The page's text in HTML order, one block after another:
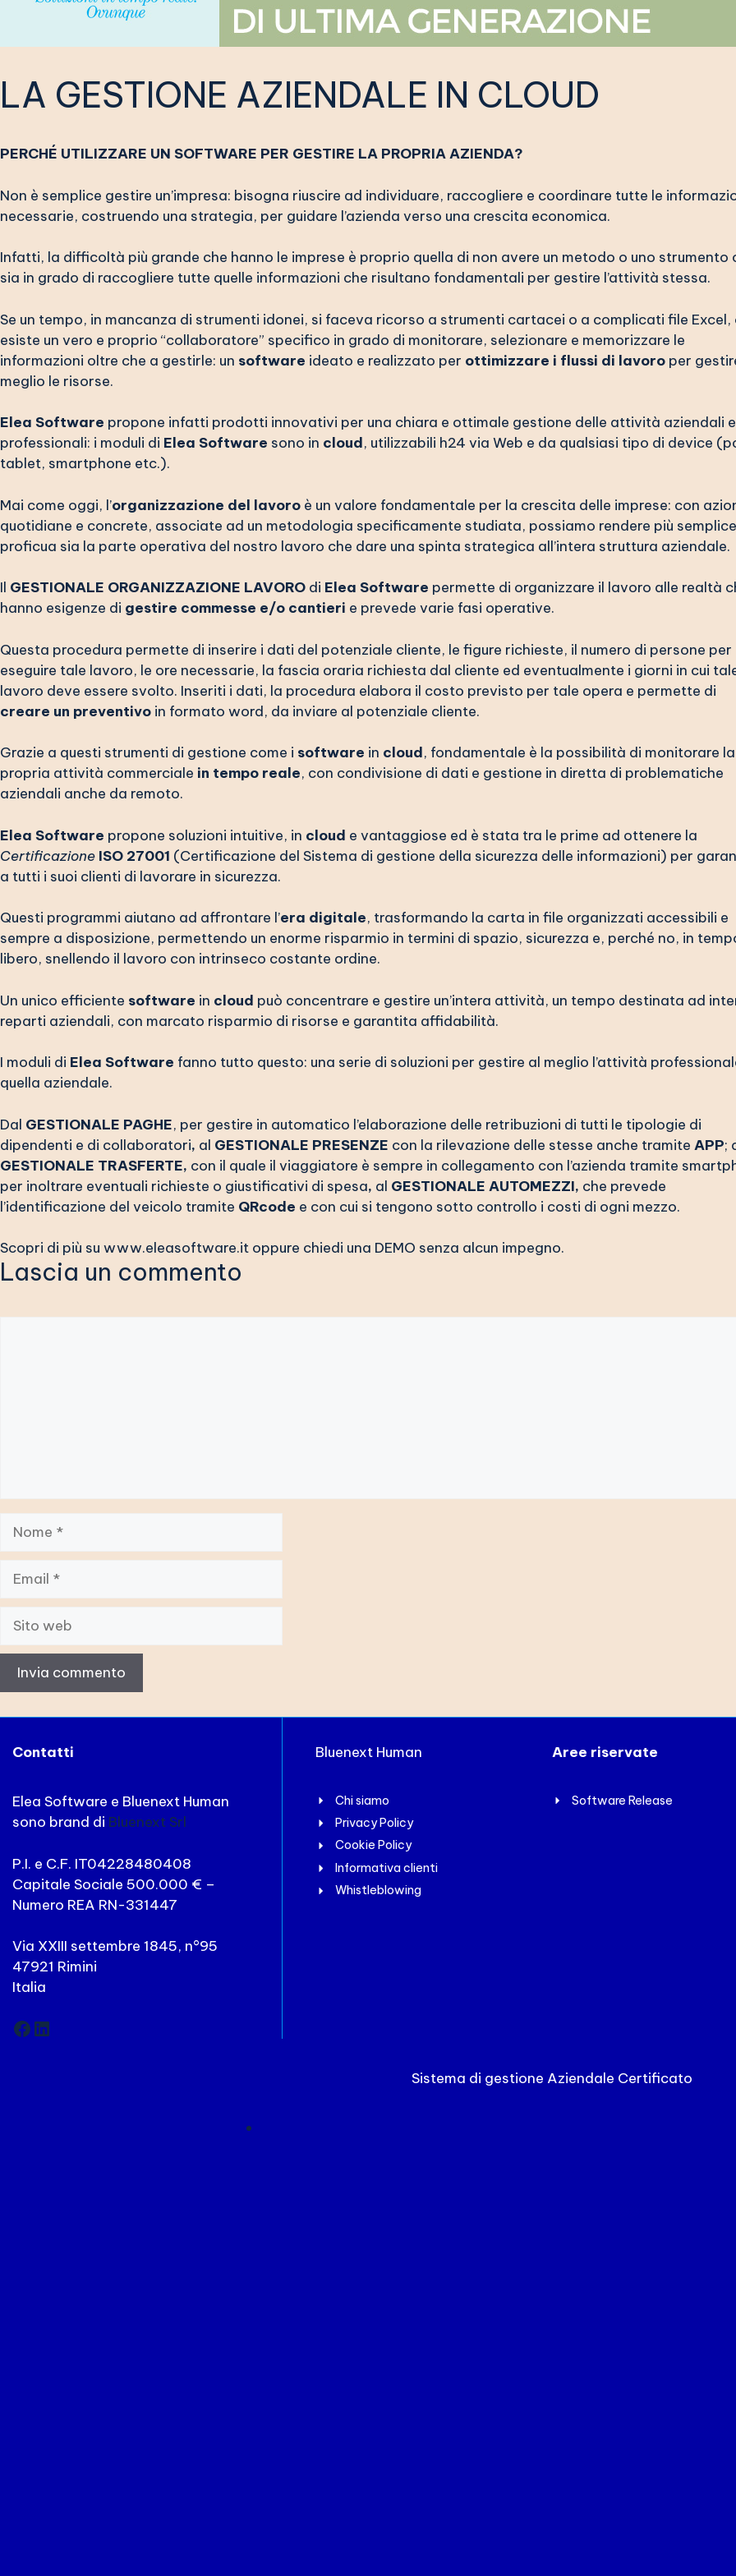
LA GESTIONE AZIENDALE IN CLOUD
PERCHÉ UTILIZZARE UN SOFTWARE PER GESTIRE LA PROPRIA AZIENDA?
Non è semplice gestire un’impresa: bisogna riuscire ad individuare, raccogliere e coordinare tutte le
necessarie, costruendo una strategia, per guidare l’azienda verso una crescita economica.
Infatti, la difficoltà più grande che hanno le imprese è proprio quella di non avere un metodo o uno strumento
sia in grado di raccogliere tutte quelle informazioni che risultano fondamentali per gestire l’attività stessa.
Se un tempo, in mancanza di strumenti idonei, si faceva ricorso a strumenti cartacei o a complicati file Excel,
esiste un vero e proprio “collaboratore” specifico in grado di monitorare, selezionare e memorizzare le
informazioni oltre che a gestirle: un software ideato e realizzato per ottimizzare i flussi di lavoro per
meglio le risorse.
Elea Software propone infatti prodotti innovativi per una chiara e ottimale gestione delle attività aziendali e
professionali: i moduli di Elea Software sono in cloud, utilizzabili h24 via Web e da qualsiasi tipo di device
tablet, smartphone etc.).
Mai come oggi, l’organizzazione del lavoro è un valore fondamentale per la crescita delle imprese: con
quotidiane e concrete, associate ad un metodologia specificamente studiata, possiamo rendere più
proficua sia la parte operativa del nostro lavoro che dare una spinta strategica all’intera struttura aziendale.
Il GESTIONALE ORGANIZZAZIONE LAVORO di Elea Software permette di organizzare il lavoro alle realtà
hanno esigenze di gestire commesse e/o cantieri e prevede varie fasi operative.
Questa procedura permette di inserire i dati del potenziale cliente, le figure richieste, il numero di persone per
eseguire tale lavoro, le ore necessarie, la fascia oraria richiesta dal cliente ed eventualmente i giorni in cui
lavoro deve essere svolto. Inseriti i dati, la procedura elabora il costo previsto per tale opera e permette di
creare un preventivo in formato word, da inviare al potenziale cliente.
Grazie a questi strumenti di gestione come i software in cloud, fondamentale è la possibilità di monitorare la
propria attività commerciale in tempo reale, con condivisione di dati e gestione in diretta di problematiche
aziendali anche da remoto.
Elea Software propone soluzioni intuitive, in cloud e vantaggiose ed è stata tra le prime ad ottenere la
Certificazione ISO 27001 (Certificazione del Sistema di gestione della sicurezza delle informazioni) per
a tutti i suoi clienti di lavorare in sicurezza.
Questi programmi aiutano ad affrontare l’era digitale, trasformando la carta in file organizzati accessibili e
sempre a disposizione, permettendo un enorme risparmio in termini di spazio, sicurezza e, perché no, in
libero, snellendo il lavoro con intrinseco costante ordine.
Un unico efficiente software in cloud può concentrare e gestire un’intera attività, un tempo destinata ad
reparti aziendali, con marcato risparmio di risorse e garantita affidabilità.
I moduli di Elea Software fanno tutto questo: una serie di soluzioni per gestire al meglio l’attività
quella aziendale.
Dal GESTIONALE PAGHE, per gestire in automatico l’elaborazione delle retribuzioni di tutti le tipologie di
dipendenti e di collaboratori, al GESTIONALE PRESENZE con la rilevazione delle stesse anche tramite APP;
GESTIONALE TRASFERTE, con il quale il viaggiatore è sempre in collegamento con l’azienda tramite
per inoltrare eventuali richieste o giustificativi di spesa, al GESTIONALE AUTOMEZZI, che prevede
l’identificazione del veicolo tramite QRcode e con cui si tengono sotto controllo i costi di ogni mezzo.
Scopri di più su www.eleasoftware.it oppure chiedi una DEMO senza alcun impegno.
Lascia un commento
Sito
web
Contatti
Elea Software e Bluenext Human
sono brand di Bluenext Srl
P.I. e C.F. IT04228480408
Capitale Sociale 500.000 € –
Numero REA RN-331447
Via XXIII settembre 1845, n°95
47921 Rimini
Italia
Facebook
LinkedIn
Bluenext Human
Chi siamo
Privacy Policy
Cookie Policy
Informativa clienti
Whistleblowing
Aree riservate
Software Release
Sistema di gestione Aziendale Certificato